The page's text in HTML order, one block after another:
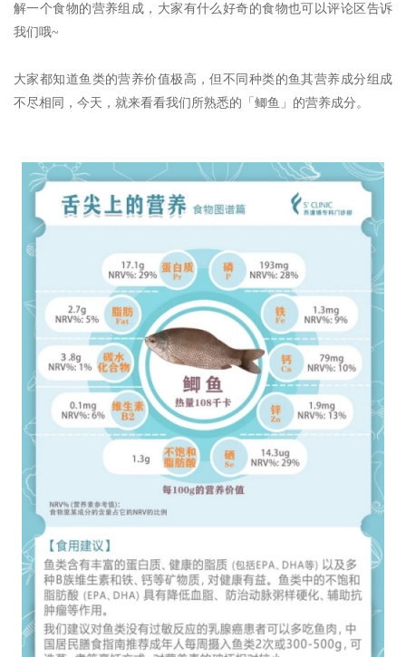
解一个食物的营养组成，大家有什么好奇的食物也可以评论区告诉
我们哦~
大家都知道鱼类的营养价值极高，但不同种类的鱼其营养成分组成
不尽相同，今天，就来看看我们所熟悉的「鲫鱼」的营养成分。